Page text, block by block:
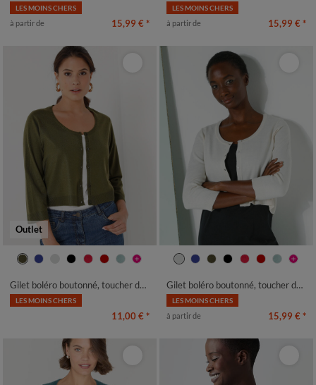
LES MOINS CHERS
à partir de 15,99 € *
LES MOINS CHERS
à partir de 15,99 € *
Outlet
34/36 38/40 42/44
46/48
Gilet boléro boutonné, toucher doux
LES MOINS CHERS
11,00 € *
34/36 38/40 42/44
46/48
Gilet boléro boutonné, toucher doux
LES MOINS CHERS
à partir de 15,99 € *